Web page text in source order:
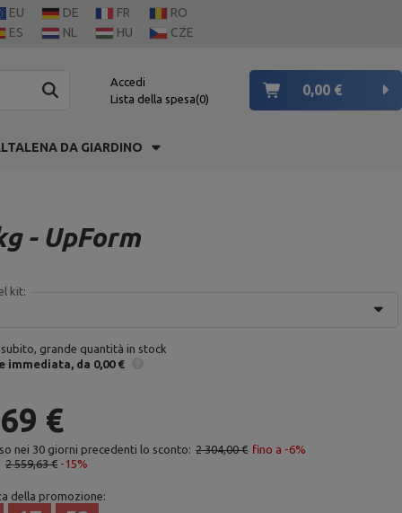
EU DE FR
RO
ES NL HU CZE
Accedi
Lista della spesa 0
0,00 €
DA GIARDINO
- UpForm
kit:
grande quantità in stock
immediata da 0,00 €
€
nei 30 giorni precedenti lo sconto: 2 304,00 € fino a -6%
2 559,63 € -15%
della promozione: